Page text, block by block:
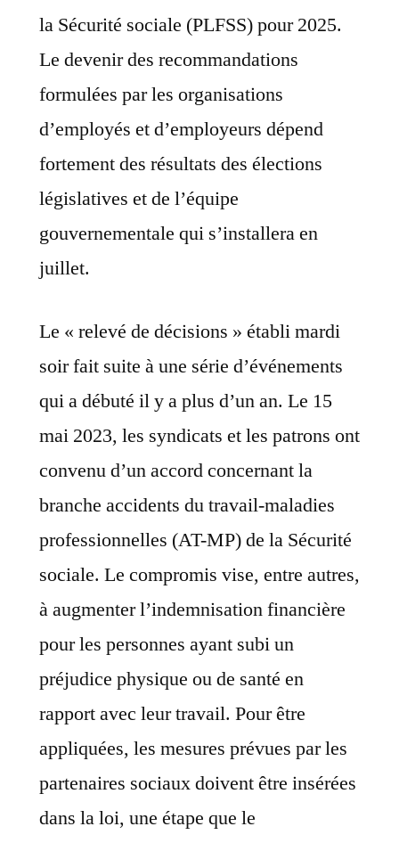
la Sécurité sociale (PLFSS) pour 2025.
Le devenir des recommandations
formulées par les organisations
d’employés et d’employeurs dépend
fortement des résultats des élections
législatives et de l’équipe
gouvernementale qui s’installera en
juillet.
Le « relevé de décisions » établi mardi
soir fait suite à une série d’événements
qui a débuté il y a plus d’un an. Le 15
mai 2023, les syndicats et les patrons ont
convenu d’un accord concernant la
branche accidents du travail-maladies
professionnelles (AT-MP) de la Sécurité
sociale. Le compromis vise, entre autres,
à augmenter l’indemnisation financière
pour les personnes ayant subi un
préjudice physique ou de santé en
rapport avec leur travail. Pour être
appliquées, les mesures prévues par les
partenaires sociaux doivent être insérées
dans la loi, une étape que le